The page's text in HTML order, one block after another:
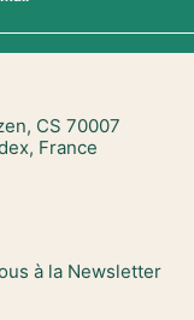
CS 70007
France
à la Newsletter